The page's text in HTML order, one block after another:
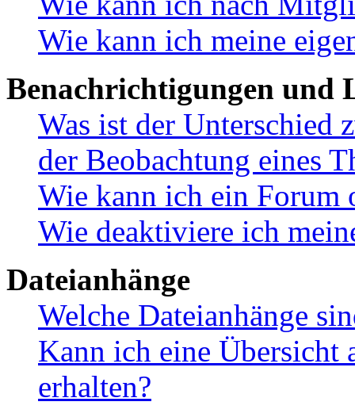
Wie kann ich meine
Benachrichtigungen und
Was ist der Unterschied
der Beobachtung eines
Wie kann ich ein Forum
Wie deaktiviere ich
Dateianhänge
Welche Dateianhänge
Kann ich eine Übersicht
erhalten?